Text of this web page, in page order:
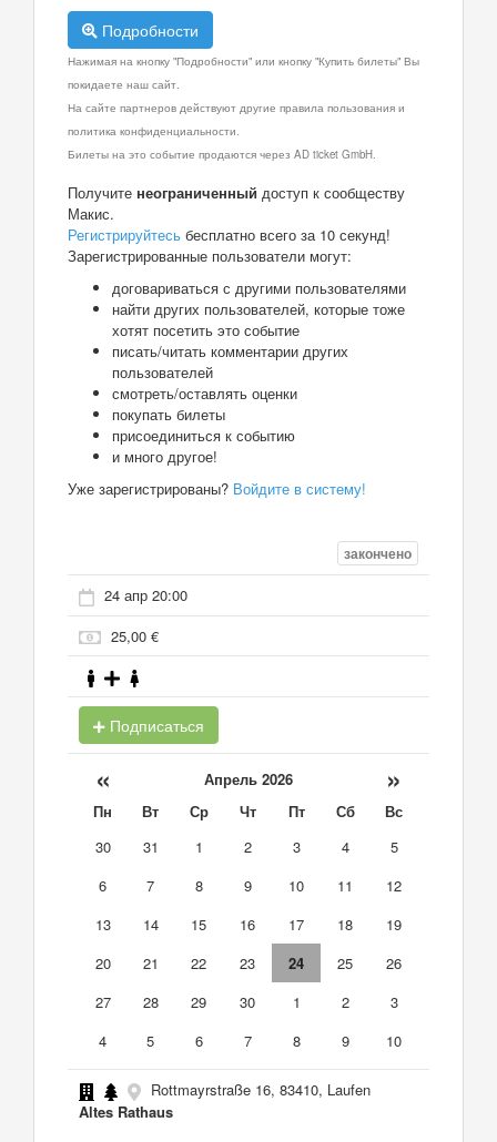
Подробности
Нажимая на кнопку "Подробности" или кнопку "Купить билеты" Вы
покидаете наш сайт.
На сайте партнеров действуют другие правила пользования и
политика конфиденциальности.
Билеты на это событие продаются через AD ticket GmbH.
Получите неограниченный доступ к сообществу
Макис.
Регистрируйтесь бесплатно всего за 10 секунд!
Зарегистрированные пользователи могут:
договариваться с другими пользователями
найти других пользователей, которые тоже
хотят посетить это событие
писать/читать комментарии других
пользователей
смотреть/оставлять оценки
покупать билеты
присоединиться к событию
и много другое!
Уже зарегистрированы? Войдите в систему!
закончено
24 апр 20:00
25,00 €
Подписаться
« Апрель 2026 »
Пн Вт Ср Чт Пт Сб
Вс
30
31 1 2 3 4
5
6
7 8 9 10 11
12
13
14 15 16 17 18
19
20
21 22 23 24 25
26
27
28 29 30 1 2
3
4
5 6 7 8 9 10
Rottmayrstraße 16, 83410, Laufen
Altes Rathaus